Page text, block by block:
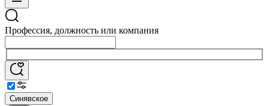
Профессия, должность или компания
Синявское